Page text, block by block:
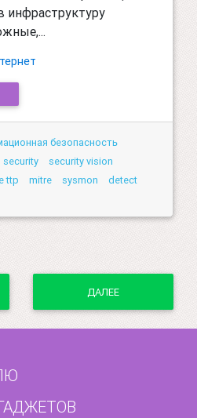
инфраструктуру
безопасность
security
security vision
ttp mitre sysmon
detect
ДАЛЕЕ